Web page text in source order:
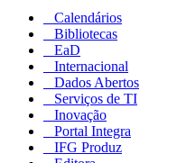
Calendários
Bibliotecas
EaD
Internacional
Dados Abertos
Serviços de TI
Inovação
Portal Integra
IFG Produz